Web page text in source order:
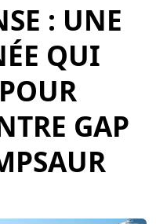
: UNE
QUI
GAP